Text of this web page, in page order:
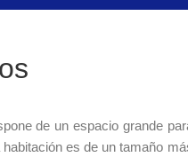
de un espacio grande
es de un tamaño